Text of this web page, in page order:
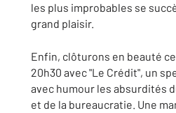
les plus improbables se
grand plaisir.
Enfin, clôturons en beauté
20h30 avec "Le Crédit", un
avec humour les absurdités
et de la bureaucratie. Une